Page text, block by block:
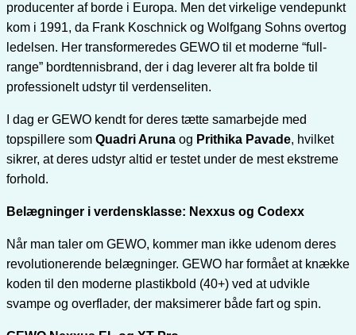
producenter af borde i Europa. Men det virkelige vendepunkt
kom i 1991, da Frank Koschnick og Wolfgang Sohns overtog
ledelsen. Her transformeredes GEWO til et moderne “full-
range” bordtennisbrand, der i dag leverer alt fra bolde til
professionelt udstyr til verdenseliten.
I dag er GEWO kendt for deres tætte samarbejde med
topspillere som Quadri Aruna og Prithika Pavade, hvilket
sikrer, at deres udstyr altid er testet under de mest ekstreme
forhold.
Belægninger i verdensklasse: Nexxus og Codexx
Når man taler om GEWO, kommer man ikke udenom deres
revolutionerende belægninger. GEWO har formået at knække
koden til den moderne plastikbold (40+) ved at udvikle
svampe og overflader, der maksimerer både fart og spin.